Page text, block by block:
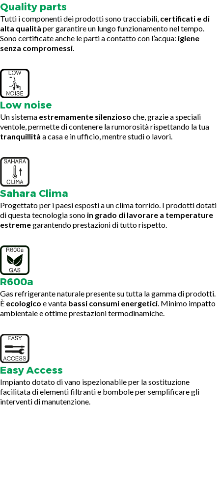
Quality parts
Tutti i componenti dei prodotti sono tracciabili, certificati e di
alta qualità per garantire un lungo funzionamento nel tempo.
Sono certificate anche le parti a contatto con l’acqua: igiene
senza compromessi
Low noise
Un sistema estremamente silenzioso che, grazie a speciali
ventole, permette di contenere la rumorosità rispettando la tua
tranquillità a casa e in ufficio, mentre studi o lavori.
Sahara Clima
Progettato per i paesi esposti a un clima torrido. I prodotti dotati
di questa tecnologia sono in grado di lavorare a temperature
estremegarantendo prestazioni di tutto rispetto.
R600a
Gas refrigerante naturale presente su tutta la gamma di prodotti.
È ecologico e vanta bassi consumi energetici . Minimo impatto
ambientale e ottime prestazioni termodinamiche.
Easy Access
Impianto dotato di vano ispezionabile per la sostituzione
facilitata di elementi filtranti e bombole per semplificare gli
interventi di manutenzione.